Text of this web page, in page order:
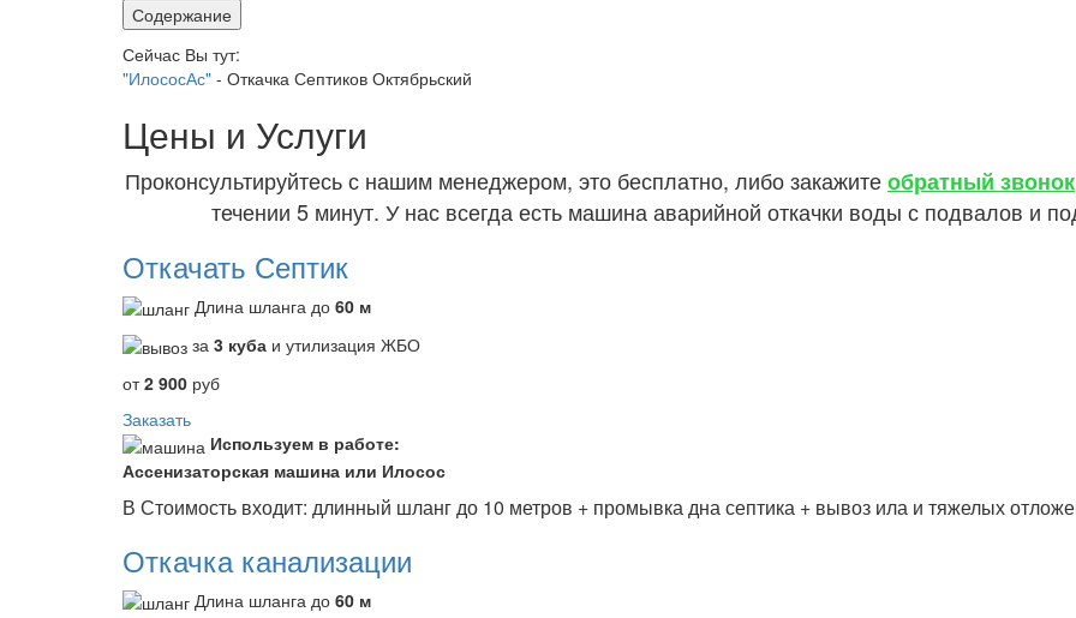
Содержание
Сейчас Вы тут:
"ИлососАс" - Откачка Септиков Октябрьский
Цены и Услуги
Проконсультируйтесь с нашим менеджером, это бесплатно, либо закажитеобратный звонок
течении 5 минут. У нас всегда есть машина аварийной откачки воды с подвалов и
Откачать Септик
Длина шланга до 60 м
за 3 куба и утилизация ЖБО
от2 900 руб
Заказать
Используем в работе:
Ассенизаторская машина или Илосос
В Стоимость входит: длинный шланг до 10 метров + промывка дна септика + вывоз ила и тяжелых
Откачка канализации
Длина шланга до 60 м